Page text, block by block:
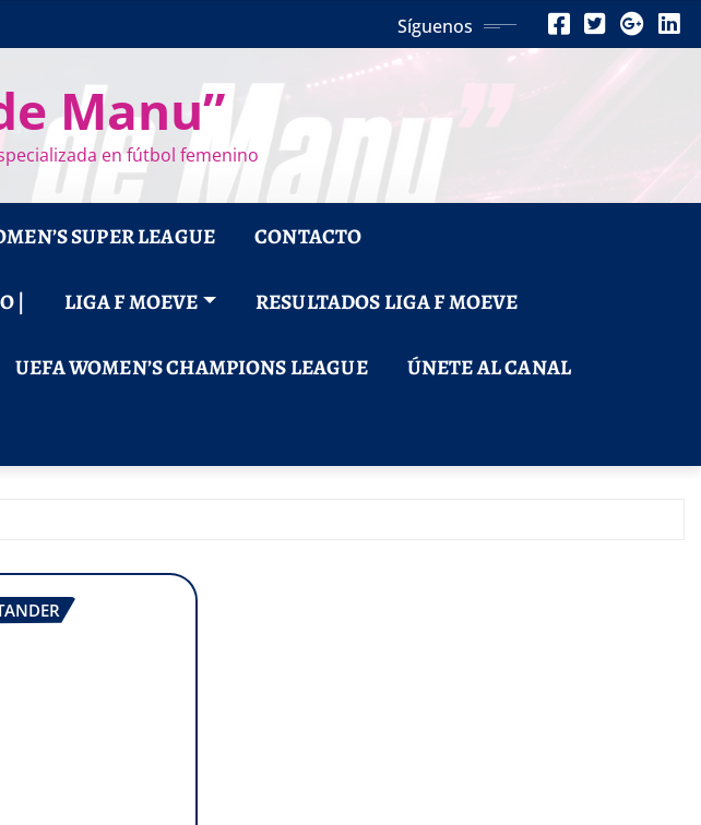
Síguenos
Manu”
en fútbol femenino
SUPER LEAGUE CONTACTO
| LIGA F MOEVE RESULTADOS LIGA F MOEVE
UEFA WOMEN’S CHAMPIONS LEAGUE ÚNETE AL CANAL